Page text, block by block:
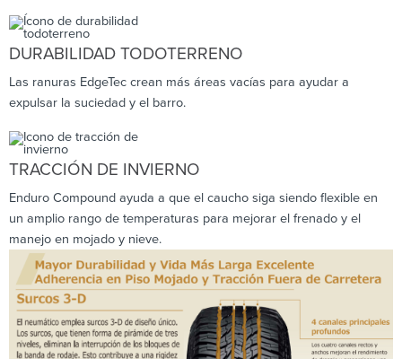
DURABILIDAD TODOTERRENO
Las ranuras EdgeTec crean más áreas vacías para ayudar a
expulsar la suciedad y el barro.
TRACCIÓN DE INVIERNO
Enduro Compound ayuda a que el caucho siga siendo flexible en
un amplio rango de temperaturas para mejorar el frenado y el
manejo en mojado y nieve.